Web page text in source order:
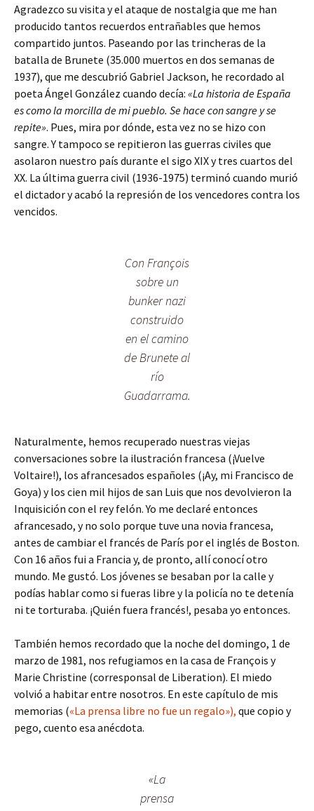
Agradezco su visita y el ataque de nostalgia que me han
producido tantos recuerdos entrañables que hemos
compartido juntos. Paseando por las trincheras de la
batalla de Brunete (35.000 muertos en dos semanas de
1937), que me descubrió Gabriel Jackson, he recordado al
poeta Ángel González cuando decía: «La historia de España
es como la morcilla de mi pueblo. Se hace con sangre y se
repite». Pues, mira por dónde, esta vez no se hizo con
sangre. Y tampoco se repitieron las guerras civiles que
asolaron nuestro país durante el sigo XIX y tres cuartos del
XX. La última guerra civil (1936-1975) terminó cuando murió
el dictador y acabó la represión de los vencedores contra los
vencidos.
Con François
sobre un
bunker nazi
construido
en el camino
de Brunete al
río
Guadarrama.
Naturalmente, hemos recuperado nuestras viejas
conversaciones sobre la ilustración francesa (¡Vuelve
Voltaire!), los afrancesados españoles (¡Ay, mi Francisco de
Goya) y los cien mil hijos de san Luis que nos devolvieron la
Inquisición con el rey felón. Yo me declaré entonces
afrancesado, y no solo porque tuve una novia francesa,
antes de cambiar el francés de París por el inglés de Boston.
Con 16 años fui a Francia y, de pronto, allí conocí otro
mundo. Me gustó. Los jóvenes se besaban por la calle y
podías hablar como si fueras libre y la policía no te detenía
ni te torturaba. ¡Quién fuera francés!, pesaba yo entonces.
También hemos recordado que la noche del domingo, 1 de
marzo de 1981, nos refugiamos en la casa de François y
Marie Christine (corresponsal de Liberation). El miedo
volvió a habitar entre nosotros. En este capítulo de mis
memorias («La prensa libre no fue un regalo»), que copio y
pego, cuento esa anécdota.
«La
prensa